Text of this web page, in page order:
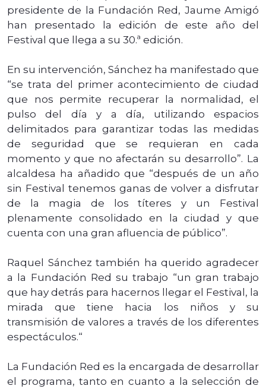
presidente de la Fundación Red, Jaume Amigó
han presentado la edición de este año del
Festival que llega a su 30.ª edición.
En su intervención, Sánchez ha manifestado que
“se trata del primer acontecimiento de ciudad
que nos permite recuperar la normalidad, el
pulso del día y a día, utilizando espacios
delimitados para garantizar todas las medidas
de seguridad que se requieran en cada
momento y que no afectarán su desarrollo”. La
alcaldesa ha añadido que “después de un año
sin Festival tenemos ganas de volver a disfrutar
de la magia de los títeres y un Festival
plenamente consolidado en la ciudad y que
cuenta con una gran afluencia de público”.
Raquel Sánchez también ha querido agradecer
a la Fundación Red su trabajo “un gran trabajo
que hay detrás para hacernos llegar el Festival, la
mirada que tiene hacia los niños y su
transmisión de valores a través de los diferentes
espectáculos.“
La Fundación Red es la encargada de desarrollar
el programa, tanto en cuanto a la selección de